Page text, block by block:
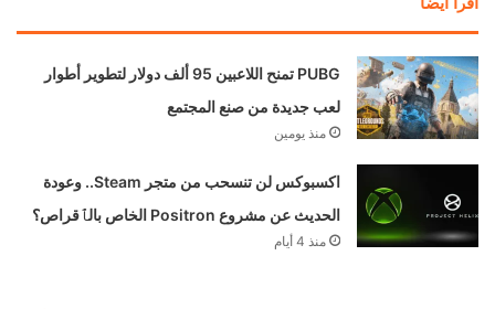
PUBG تمنح اللاعبين 95 ألف دولار لتطوير أطوار
لعب جديدة من صنع المجتمع
منذ يومين
اكسبوكس لن تنسحب من متجر Steam.. وعودة
الحديث عن مشروع Positron الخاص بالٱقراص؟
منذ 4 أيام